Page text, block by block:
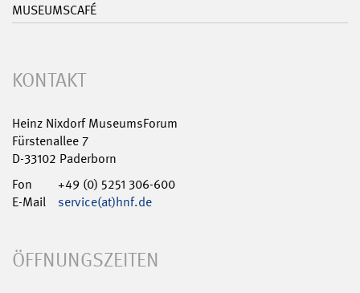
MUSEUMSCAFÉ
KONTAKT
Heinz Nixdorf MuseumsForum
Fürstenallee 7
D-33102 Paderborn
Fon
+49 (0) 5251 306-600
E-Mail
service(at)hnf.de
ÖFFNUNGSZEITEN